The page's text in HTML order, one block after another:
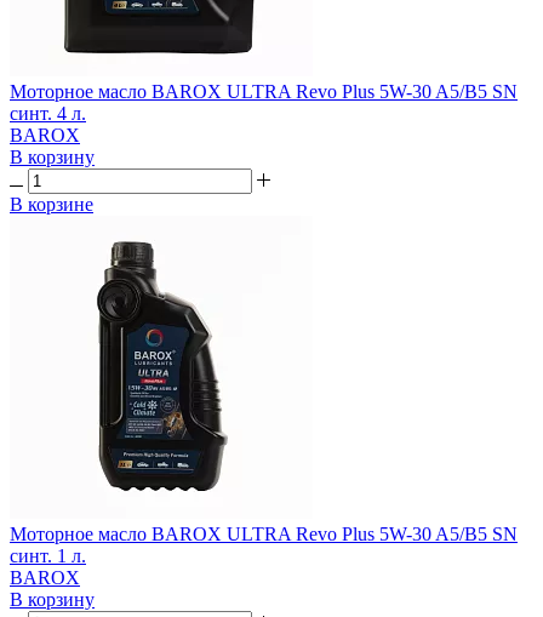
Моторное масло BAROX ULTRA Revo Plus 5W-30 A5/B5 SN
синт. 4 л.
BAROX
В корзину
В корзине
Моторное масло BAROX ULTRA Revo Plus 5W-30 A5/B5 SN
синт. 1 л.
BAROX
В корзину